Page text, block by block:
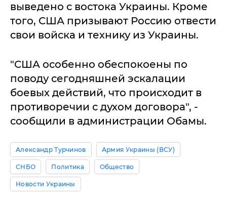
выведено с востока Украины. Кроме
того, США призывают Россию отвести
свои войска и технику из Украины.
"США особенно обеспокоены по
поводу сегодняшней эскалации
боевых действий, что происходит в
противоречии с духом договора", -
сообщили в администрации Обамы.
Александр Турчинов Армия Украины (ВСУ)
СНБО Политика Общество
Новости Украины